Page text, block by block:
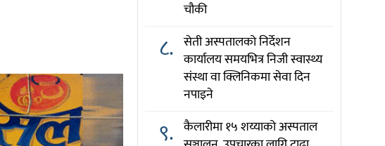
चौकी
८. सेती अस्पतालको निर्देशन
कार्यालय समयभित्र निजी स्वास्थ्य
संस्था वा क्लिनिकमा सेवा दिन
नपाइने
९. कैलारीमा १५ शय्याको अस्पताल